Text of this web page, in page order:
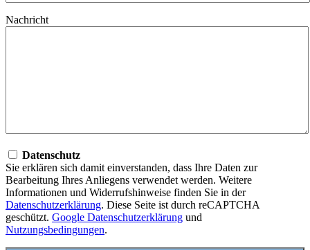
Nachricht
Datenschutz
Sie erklären sich damit einverstanden, dass Ihre Daten zur
Bearbeitung Ihres Anliegens verwendet werden. Weitere
Informationen und Widerrufshinweise finden Sie in der
Datenschutzerklärung. Diese Seite ist durch reCAPTCHA
geschützt. Google Datenschutzerklärung und
Nutzungsbedingungen.